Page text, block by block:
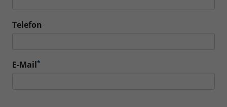
Telefon
E-Mail*